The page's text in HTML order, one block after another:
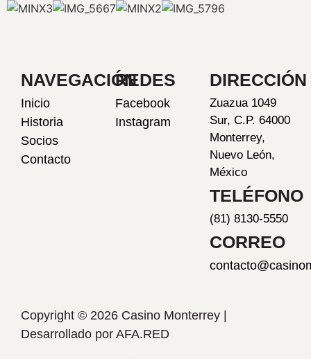
NAVEGACIÓN
Inicio
Historia
Socios
Contacto
REDES
Facebook
Instagram
DIRECCIÓN
Zuazua 1049
Sur, C.P. 64000
Monterrey,
Nuevo León,
México
TELÉFONO
(81) 8130-5550
CORREO
Copyright © 2026 Casino Monterrey |
Desarrollado por AFA.RED